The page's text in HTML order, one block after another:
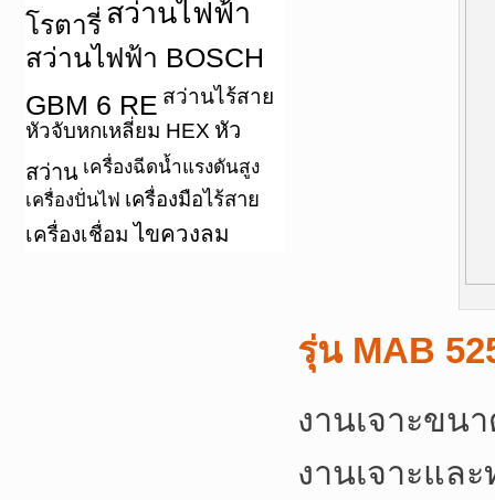
โรตารี่ สว่านไฟฟ้า
สว่านไฟฟ้า BOSCH
GBM 6 RE สว่านไร้สาย
หัวจับหกเหลี่ยม HEX หัว
สว่าน เครื่องฉีดน้ำแรงดันสูง
เครื่องปั่นไฟ เครื่องมือไร้สาย
เครื่องเชื่อม ไขควงลม
รุ่น MAB
งานเจาะขน
งานเจาะแล